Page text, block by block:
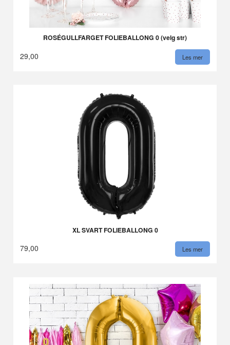
ROSÉGULLFARGET FOLIEBALLONG 0 (velg str)
29,00 Les mer
XL SVART FOLIEBALLONG 0
79,00 Les mer